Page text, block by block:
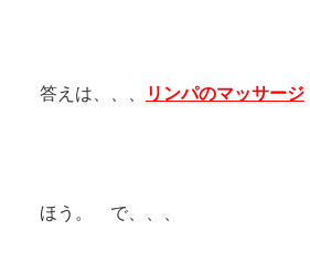
答えは、、、 リンパのマッサージ
ほう。 で、、、